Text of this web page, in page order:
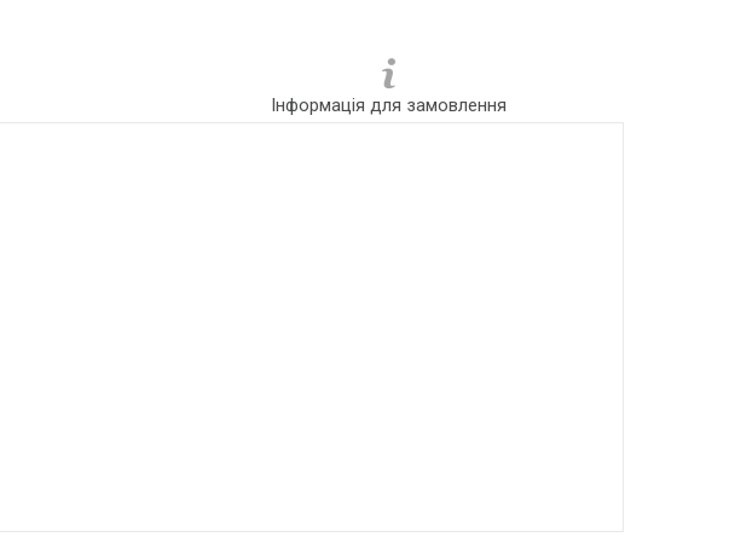
Інформація для замовлення